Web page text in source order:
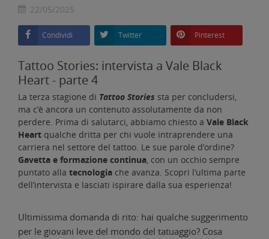
22/05/2025
Condividi Twitter Pinterest
Tattoo Stories: intervista a Vale Black
Heart - parte 4
La terza stagione di Tattoo Stories sta per concludersi,
ma c’è ancora un contenuto assolutamente da non
perdere. Prima di salutarci, abbiamo chiesto a Vale Black
Heart qualche dritta per chi vuole intraprendere una
carriera nel settore del tattoo. Le sue parole d’ordine?
Gavetta e formazione continua, con un occhio sempre
puntato alla tecnologia che avanza. Scopri l’ultima parte
dell’intervista e lasciati ispirare dalla sua esperienza!
Ultimissima domanda di rito: hai qualche suggerimento
per le giovani leve del mondo del tatuaggio? Cosa